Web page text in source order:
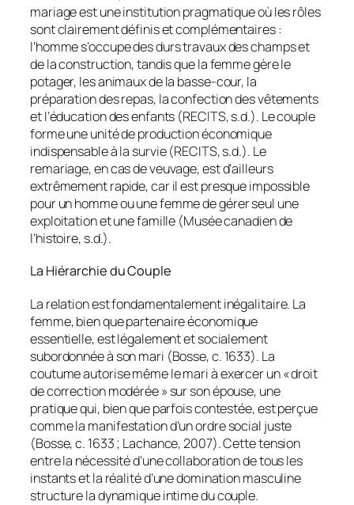
mariage est une institution pragmatique où les rôles
sont clairement définis et complémentaires :
l’homme s’occupe des durs travaux des champs et
de la construction, tandis que la femme gère le
potager, les animaux de la basse-cour, la
préparation des repas, la confection des vêtements
et l’éducation des enfants (RECITS, s.d.). Le couple
forme une unité de production économique
indispensable à la survie (RECITS, s.d.). Le
remariage, en cas de veuvage, est d’ailleurs
extrêmement rapide, car il est presque impossible
pour un homme ou une femme de gérer seul une
exploitation et une famille (Musée canadien de
l’histoire, s.d.).
La Hiérarchie du Couple
La relation est fondamentalement inégalitaire. La
femme, bien que partenaire économique
essentielle, est légalement et socialement
subordonnée à son mari (Bosse, c. 1633). La
coutume autorise même le mari à exercer un « droit
de correction modérée » sur son épouse, une
pratique qui, bien que parfois contestée, est perçue
comme la manifestation d’un ordre social juste
(Bosse, c. 1633 ; Lachance, 2007). Cette tension
entre la nécessité d’une collaboration de tous les
instants et la réalité d’une domination masculine
structure la dynamique intime du couple.